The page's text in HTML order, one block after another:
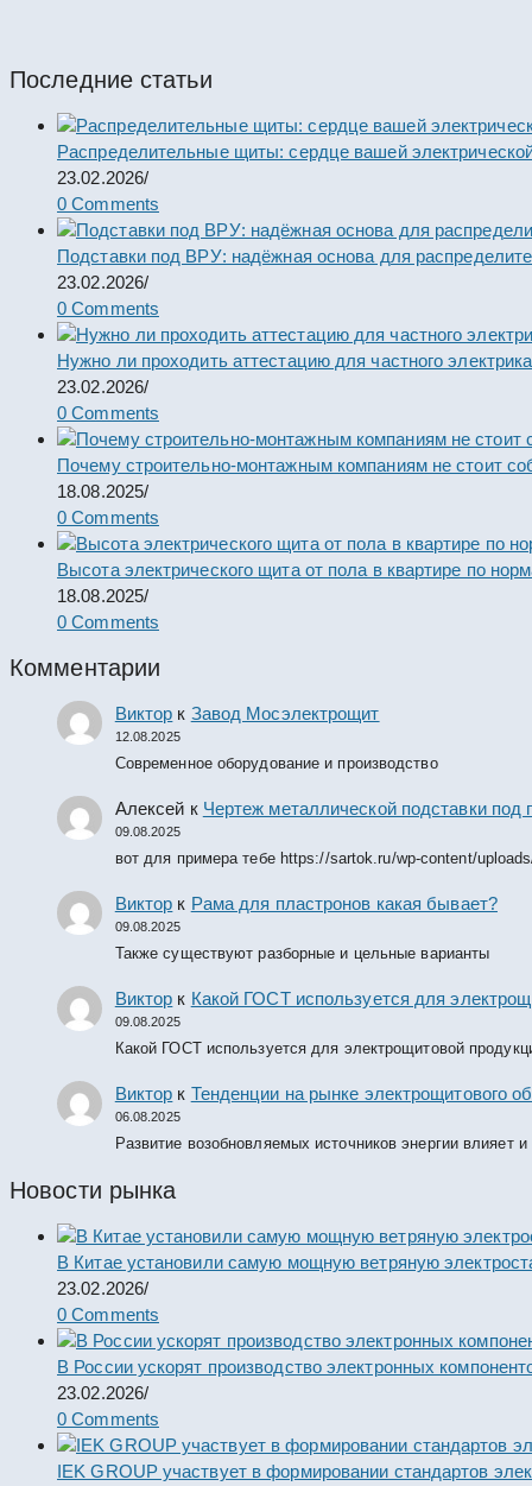
Последние статьи
Распределительные щиты: сердце вашей
23.02.2026/
0 Comments
Подставки под ВРУ: надёжная основа для
23.02.2026/
0 Comments
Нужно ли проходить аттестацию для частного
23.02.2026/
0 Comments
Почему строительно-монтажным компаниям не стоит
18.08.2025/
0 Comments
Высота электрического щита от пола в квартире по
18.08.2025/
0 Comments
Комментарии
Виктор к Завод Мосэлектрощит
12.08.2025
Современное оборудование и производство
Алексей к Чертеж металлической подставки
09.08.2025
вот для примера тебе https://sartok.ru/wp-content/
Виктор к Рама для пластронов какая бывает?
09.08.2025
Также существуют разборные и цельные варианты
Виктор к Какой ГОСТ используется для
09.08.2025
Какой ГОСТ используется для электрощитовой
Виктор к Тенденции на рынке электрощитового
06.08.2025
Развитие возобновляемых источников энергии влияет
Новости рынка
В Китае установили самую мощную ветряную
23.02.2026/
0 Comments
В России ускорят производство электронных
23.02.2026/
0 Comments
IEK GROUP участвует в формировании стандартов